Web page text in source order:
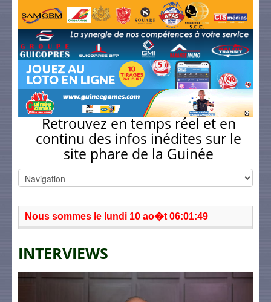
Retrouvez en temps réel et en
continu des infos inédites sur le
site phare de la Guinée
Nous sommes le lundi 10 ao�t 06:01:49
INTERVIEWS